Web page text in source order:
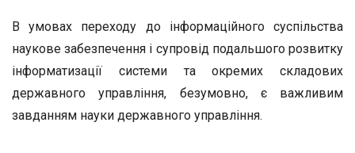
В умовах переходу до інформаційного суспільства
наукове забезпечення і супровід подальшого розвитку
інформатизації системи та окремих складових
державного управління, безумовно, є важливим
завданням науки державного управління.